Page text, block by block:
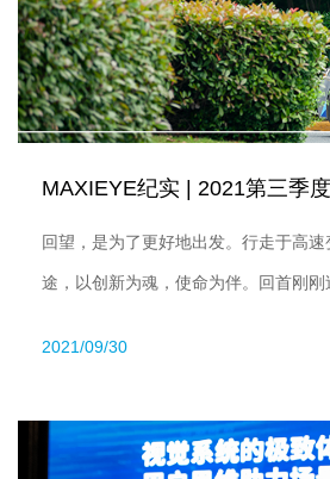
MAXIEYE纪实 | 2021第三季
回望，是为了更好地出发。行走于高
途，以创新为魂，使命为伴。回首刚刚
长和突破，以不变的初心拥抱崭新的季
2021/09/30